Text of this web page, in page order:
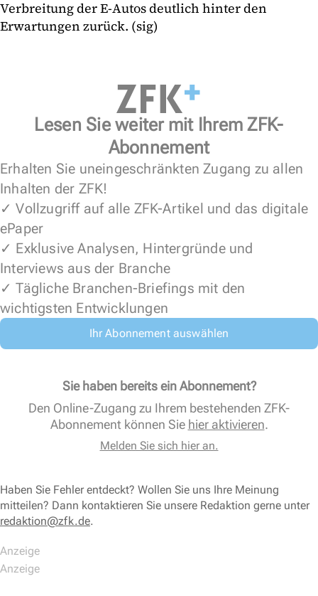
Verbreitung der E-Autos deutlich hinter den
Erwartungen zurück. (sig)
Lesen Sie weiter mit Ihrem ZFK-
Abonnement
Erhalten Sie uneingeschränkten Zugang zu allen
Inhalten der ZFK!
✓ Vollzugriff auf alle ZFK-Artikel und das digitale
ePaper
✓ Exklusive Analysen, Hintergründe und
Interviews aus der Branche
✓ Tägliche Branchen-Briefings mit den
wichtigsten Entwicklungen
Ihr Abonnement auswählen
Sie haben bereits ein Abonnement?
Den Online-Zugang zu Ihrem bestehenden ZFK-
Abonnement können Sie hier aktivieren.
Melden Sie sich hier an.
Haben Sie Fehler entdeckt? Wollen Sie uns Ihre Meinung
mitteilen? Dann kontaktieren Sie unsere Redaktion gerne unter
redaktion@zfk.de.